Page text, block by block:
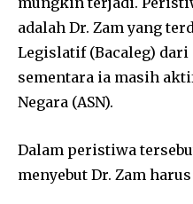
adalah Dr. Zam yang
Legislatif (Bacaleg) dari
sementara ia masih
Negara (ASN).
Dalam peristiwa
menyebut Dr. Zam